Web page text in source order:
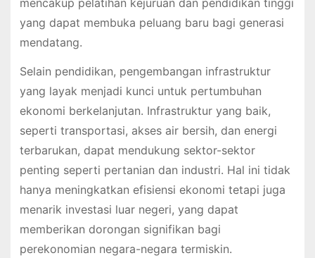
mencakup pelatihan kejuruan dan pendidikan tinggi
yang dapat membuka peluang baru bagi generasi
mendatang.
Selain pendidikan, pengembangan infrastruktur
yang layak menjadi kunci untuk pertumbuhan
ekonomi berkelanjutan. Infrastruktur yang baik,
seperti transportasi, akses air bersih, dan energi
terbarukan, dapat mendukung sektor-sektor
penting seperti pertanian dan industri. Hal ini tidak
hanya meningkatkan efisiensi ekonomi tetapi juga
menarik investasi luar negeri, yang dapat
memberikan dorongan signifikan bagi
perekonomian negara-negara termiskin.